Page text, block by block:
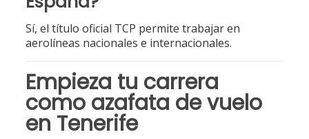
Sí, el título oficial TCP permite trabajar en
aerolíneas nacionales e internacionales.
Empieza tu carrera
como azafata de vuelo
en Tenerife